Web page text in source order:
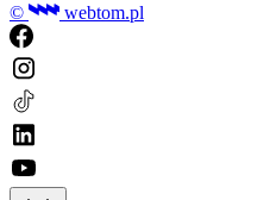
© webtom.pl